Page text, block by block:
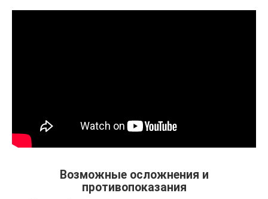
Возможные осложнения и
противопоказания